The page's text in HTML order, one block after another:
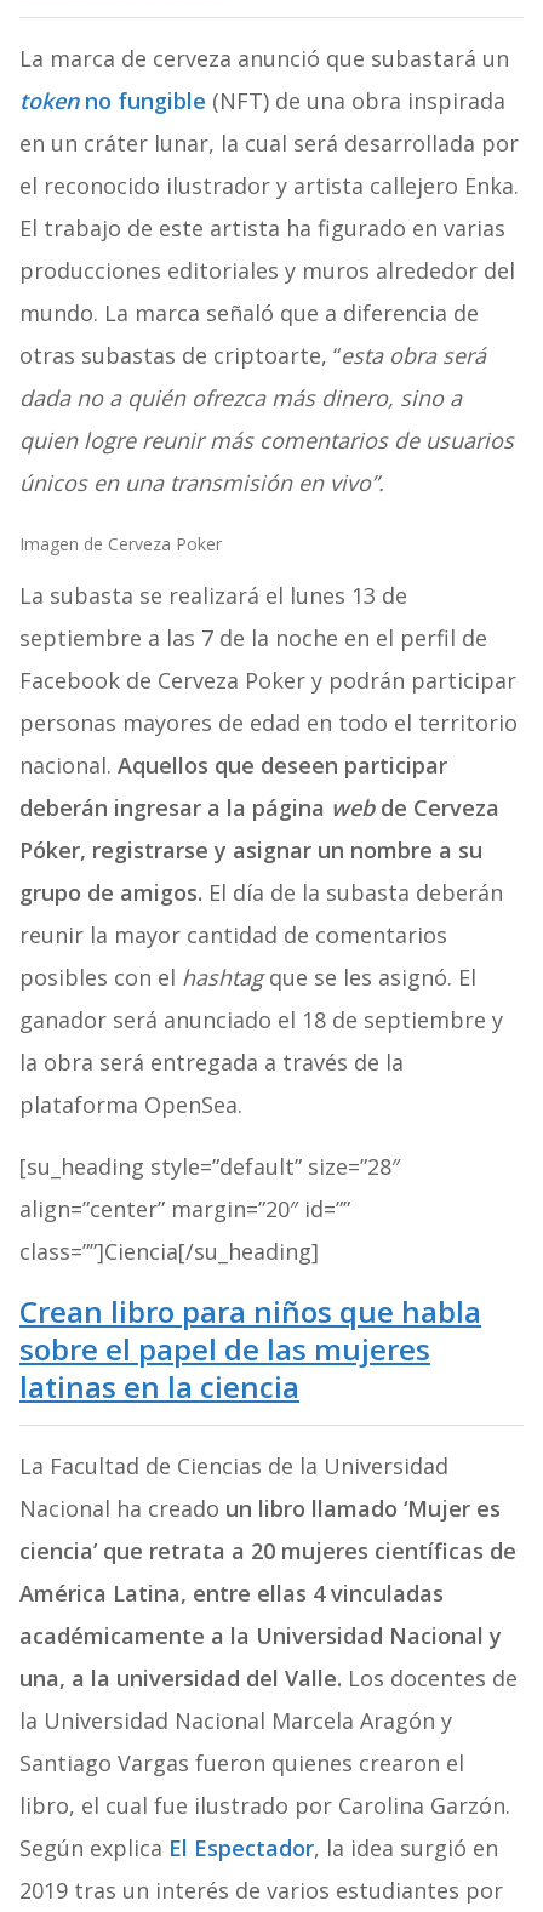
La marca de cerveza anunció que subastará un
tokenno fungible (NFT) de una obra inspirada
en un cráter lunar, la cual será desarrollada por
el reconocido ilustrador y artista callejero Enka.
El trabajo de este artista ha figurado en varias
producciones editoriales y muros alrededor del
mundo. La marca señaló que a diferencia de
otras subastas de criptoarte, “esta obra será
dada no a quién ofrezca más dinero, sino a
quien logre reunir más comentarios de usuarios
únicos en una transmisión en vivo”.
Imagen de Cerveza Poker
La subasta se realizará el lunes 13 de
septiembre a las 7 de la noche en el perfil de
Facebook de Cerveza Poker y podrán participar
personas mayores de edad en todo el territorio
nacional. Aquellos que deseen participar
deberán ingresar a la página webde Cerveza
Póker, registrarse y asignar un nombre a su
grupo de amigos. El día de la subasta deberán
reunir la mayor cantidad de comentarios
posibles con el hashtagque se les asignó. El
ganador será anunciado el 18 de septiembre y
la obra será entregada a través de la
plataforma OpenSea.
[su_heading style=”default” size=”28″
align=”center” margin=”20″ id=””
class=””]Ciencia[/su_heading]
Crean libro para niños que habla
sobre el papel de las mujeres
latinas en la ciencia
La Facultad de Ciencias de la Universidad
Nacional ha creado un libro llamado ‘Mujer es
ciencia’ que retrata a 20 mujeres científicas de
América Latina, entre ellas 4 vinculadas
académicamente a la Universidad Nacional y
una, a la universidad del Valle. Los docentes de
la Universidad Nacional Marcela Aragón y
Santiago Vargas fueron quienes crearon el
libro, el cual fue ilustrado por Carolina Garzón.
Según explica El Espectador, la idea surgió en
2019 tras un interés de varios estudiantes por